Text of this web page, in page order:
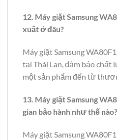
12. Máy giặt Samsung
xuất ở đâu?
Máy giặt Samsung
tại Thái Lan, đảm bảo chất
một sản phẩm đến từ
13. Máy giặt Samsung
gian bảo hành như thế nào?
Máy giặt Samsung